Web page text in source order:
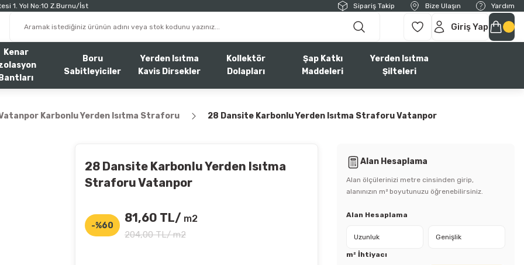
1. Yol No:10 Z.Burnu/İst Sipariş Takip Bize Ulaşın Yardım
Giriş Yap
Kenar
Bantları
Boru
Sabitleyiciler
Yerden Isıtma
Kavis Dirsekler
Kollektör
Dolapları
Şap Katkı
Maddeleri
Yerden Isıtma
Şilteleri
Karbonlu Yerden Isıtma Straforu 28 Dansite Karbonlu Yerden Isıtma Straforu Vatanpor
28 Dansite Karbonlu Yerden Isıtma
Straforu Vatanpor
-%60
81,60 TL/ m2
204,00 TL/ m2
Alan Hesaplama
Alan ölçülerinizi metre cinsinden girip,
alanınızın m² boyutunuzu öğrenebilirsiniz.
Alan Hesaplama
m² İhtiyacı